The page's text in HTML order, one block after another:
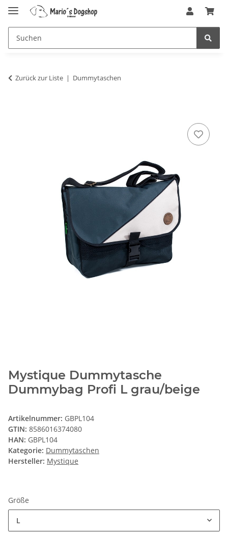
Zurück zur Liste Dummytaschen
Mystique Dummytasche
Dummybag Profi L grau/beige
Artikelnummer: GBPL104
GTIN: 8586016374080
HAN: GBPL104
Kategorie: Dummytaschen
Hersteller: Mystique
Größe
L